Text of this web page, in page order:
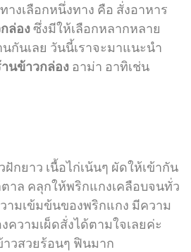
างเลือกหนึ่งทาง คือ สั่งอาหาร
ล่องซึ่งมีให้เลือกหลากหลาย
กันเลย วันนี้เราจะมาแนะนำ
นข้าวกล่อง อาม่า อาทิเช่น
กยาว เนื้อไก่เน้นๆ ผัดให้เข้ากัน
าล คลุกให้พริกแกงเคลือบจนทั่ว
ามเข้มข้นของพริกแกง มีความ
ความเผ็ดสั่งได้ตามใจเลยค่ะ
วสวยร้อนๆ ฟินมาก